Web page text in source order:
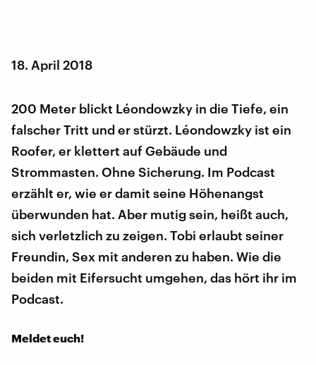
18. April 2018
200 Meter blickt Léondowzky in die Tiefe, ein
falscher Tritt und er stürzt. Léondowzky ist ein
Roofer, er klettert auf Gebäude und
Strommasten. Ohne Sicherung. Im Podcast
erzählt er, wie er damit seine Höhenangst
überwunden hat. Aber mutig sein, heißt auch,
sich verletzlich zu zeigen. Tobi erlaubt seiner
Freundin, Sex mit anderen zu haben. Wie die
beiden mit Eifersucht umgehen, das hört ihr im
Podcast.
Meldet euch!